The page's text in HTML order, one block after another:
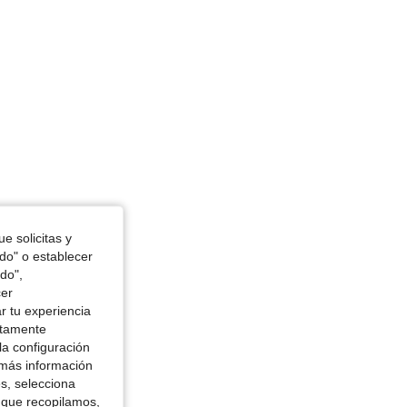
solicitas y
o establecer
tu experiencia
configuración
información
selecciona
recopilamos,